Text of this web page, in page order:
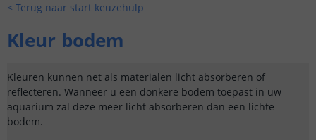
Klantbeoordeling 9.1
Voor 23:45 uur besteld,
< Terug naar start keuzehulp
Kleur bodem
Kleuren kunnen net als materialen licht absorberen of
reflecteren. Wanneer u een donkere bodem toepast in uw
aquarium zal deze meer licht absorberen dan een lichte
bodem.